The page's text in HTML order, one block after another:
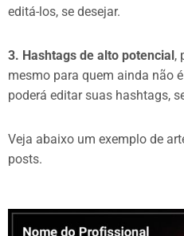
editá-los, se desejar.
3. Hashtags de alto potencial,
mesmo para quem ainda não
poderá editar suas hashtags,
Veja abaixo um exemplo de
posts.